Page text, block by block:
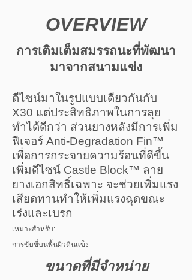
OVERVIEW
การเติมเต็มสมรรถนะที่พัฒนา
มาจากสนามแข่ง
ดีไซน์มาในรูปแบบเดียวกันกับ
X30 แต่ประสิทธิภาพในการลุย
ทำได้ดีกว่า ส่วนยางหลังมีการเพิ่ม
ฟีเจอร์ Anti-Degradation Fin™
เพื่อการกระจายความร้อนที่ดีขึ้น
เพิ่มดีไซน์ Castle Block™ ลาย
ยางเอกสิทธิ์เฉพาะ จะช่วยเพิ่มแรง
เสียดทานทำให้เพิ่มแรงฉุดขณะ
เร่งและเบรก
เหมาะสำหรับ:
การขับขี่บนพื้นผิวดินแข็ง
ขนาดที่มีจำหน่าย